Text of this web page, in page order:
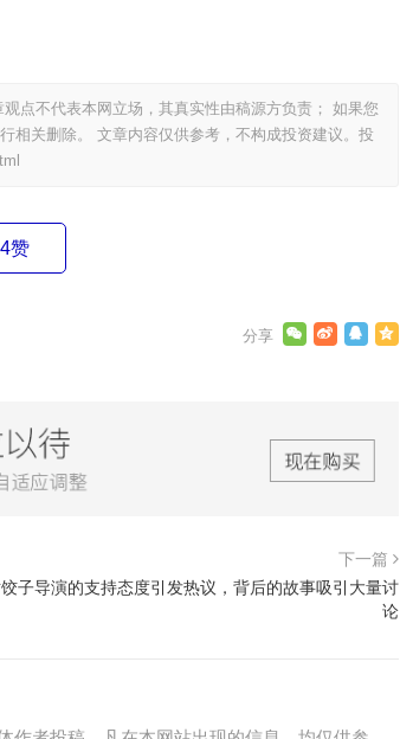
点不代表本网立场，其真实性由稿源方负责； 如果您
相关删除。 文章内容仅供参考，不构成投资建议。投
赞
下一篇
子导演的支持态度引发热议，背后的故事吸引大量讨
论